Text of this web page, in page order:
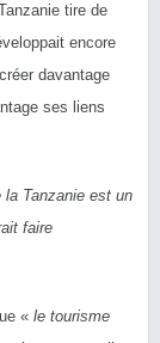
tire de
encore
davantage
ses liens
Tanzanie est un
faire
« le tourisme